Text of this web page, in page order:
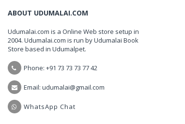
ABOUT UDUMALAI.COM
Udumalai.com is a Online Web store setup in
2004. Udumalai.com is run by Udumalai Book
Store based in Udumalpet.
Phone: +91 73 73 73 77 42
Email: udumalai@gmail.com
WhatsApp Chat